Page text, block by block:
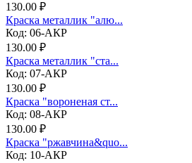
130.00 ₽
Краска металлик "алю...
Код: 06-АКР
130.00 ₽
Краска металлик "ста...
Код: 07-АКР
130.00 ₽
Краска "вороненая ст...
Код: 08-АКР
130.00 ₽
Краска "ржавчина&quo...
Код: 10-АКР